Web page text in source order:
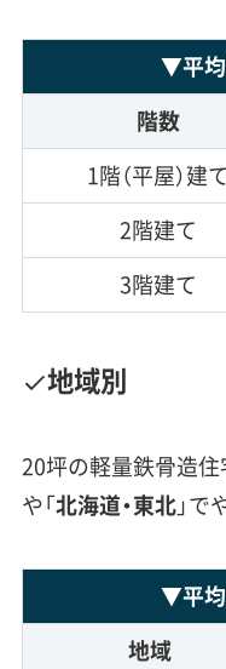
▼平
階数
1階（平屋）建て
2階建て
3階建て
地域別
20坪の軽量鉄骨造住
や「北海道・東北」で
▼平
地域